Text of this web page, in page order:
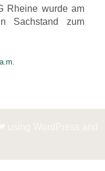
Rheine wurde am
Sachstand zum